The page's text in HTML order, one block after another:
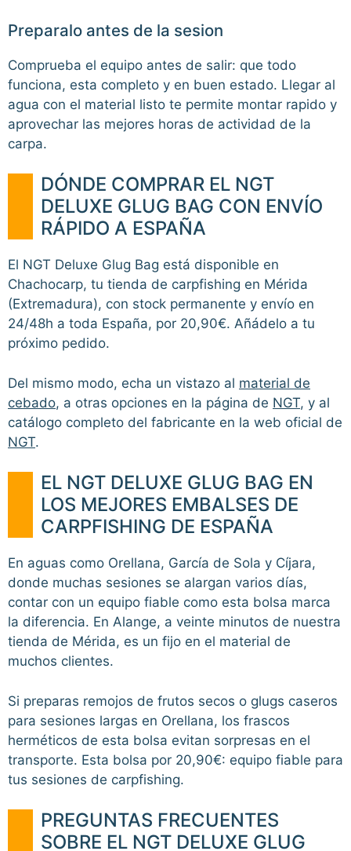
Preparalo antes de la sesion
Comprueba el equipo antes de salir: que todo
funciona, esta completo y en buen estado. Llegar al
agua con el material listo te permite montar rapido y
aprovechar las mejores horas de actividad de la
carpa.
DÓNDE COMPRAR EL NGT
DELUXE GLUG BAG CON ENVÍO
RÁPIDO A ESPAÑA
El NGT Deluxe Glug Bag está disponible en
Chachocarp, tu tienda de carpfishing en Mérida
(Extremadura), con stock permanente y envío en
24/48h a toda España, por 20,90€. Añádelo a tu
próximo pedido.
Del mismo modo, echa un vistazo al material de
cebado, a otras opciones en la página de NGT, y al
catálogo completo del fabricante en la web oficial de
NGT.
EL NGT DELUXE GLUG BAG EN
LOS MEJORES EMBALSES DE
CARPFISHING DE ESPAÑA
En aguas como Orellana, García de Sola y Cíjara,
donde muchas sesiones se alargan varios días,
contar con un equipo fiable como esta bolsa marca
la diferencia. En Alange, a veinte minutos de nuestra
tienda de Mérida, es un fijo en el material de
muchos clientes.
Si preparas remojos de frutos secos o glugs caseros
para sesiones largas en Orellana, los frascos
herméticos de esta bolsa evitan sorpresas en el
transporte. Esta bolsa por 20,90€: equipo fiable para
tus sesiones de carpfishing.
PREGUNTAS FRECUENTES
SOBRE EL NGT DELUXE GLUG